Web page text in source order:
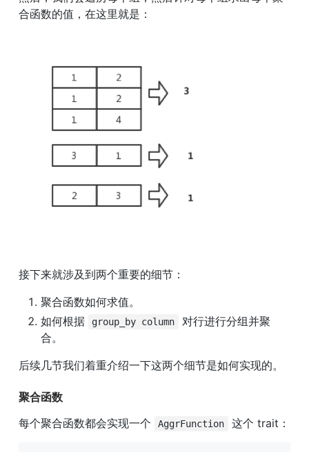
合函数的值，在这里就是：
接下来就涉及到两个重要的细节：
聚合函数如何求值。
如何根据
group_by column
对行进行分组并聚
合。
后续几节我们着重介绍一下这两个细节是如何实现的。
聚合函数
每个聚合函数都会实现一个
AggrFunction 这个 trait：